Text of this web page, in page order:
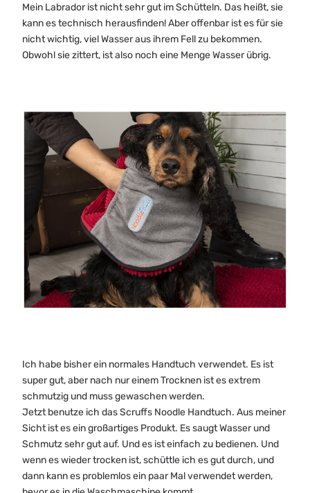
Mein Labrador ist nicht sehr gut im Schütteln. Das heißt, sie
kann es technisch herausfinden! Aber offenbar ist es für sie
nicht wichtig, viel Wasser aus ihrem Fell zu bekommen.
Obwohl sie zittert, ist also noch eine Menge Wasser übrig.
Ich habe bisher ein normales Handtuch verwendet. Es ist
super gut, aber nach nur einem Trocknen ist es extrem
schmutzig und muss gewaschen werden.
Jetzt benutze ich das Scruffs Noodle Handtuch. Aus meiner
Sicht ist es ein großartiges Produkt. Es saugt Wasser und
Schmutz sehr gut auf. Und es ist einfach zu bedienen. Und
wenn es wieder trocken ist, schüttle ich es gut durch, und
dann kann es problemlos ein paar Mal verwendet werden,